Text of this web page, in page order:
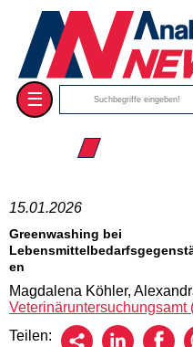
☰
☰ 2026
15.01.2026
Greenwashing bei
en
Magdalena Köhler,
Veterinäruntersuchungsamt
Teilen: